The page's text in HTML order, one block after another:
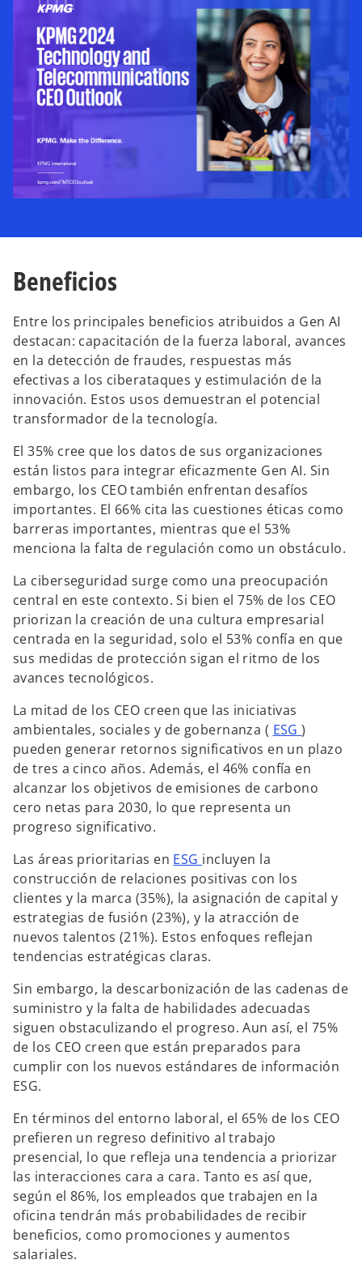
u
e
a
Beneficios
Entre los principales beneficios atribuidos a Gen AI
destacan: capacitación de la fuerza laboral, avances
en la detección de fraudes, respuestas más
efectivas a los ciberataques y estimulación de la
innovación. Estos usos demuestran el potencial
transformador de la tecnología.
El 35% cree que los datos de sus organizaciones
están listos para integrar eficazmente Gen AI. Sin
embargo, los CEO también enfrentan desafíos
importantes. El 66% cita las cuestiones éticas como
barreras importantes, mientras que el 53%
menciona la falta de regulación como un obstáculo.
La ciberseguridad surge como una preocupación
central en este contexto. Si bien el 75% de los CEO
priorizan la creación de una cultura empresarial
centrada en la seguridad, solo el 53% confía en que
sus medidas de protección sigan el ritmo de los
avances tecnológicos.
La mitad de los CEO creen que las iniciativas
ambientales, sociales y de gobernanza ( ESG)
pueden generar retornos significativos en un plazo
de tres a cinco años. Además, el 46% confía en
alcanzar los objetivos de emisiones de carbono
cero netas para 2030, lo que representa un
progreso significativo.
Las áreas prioritarias en ESG incluyen la
construcción de relaciones positivas con los
clientes y la marca (35%), la asignación de capital y
estrategias de fusión (23%), y la atracción de
nuevos talentos (21%). Estos enfoques reflejan
tendencias estratégicas claras.
Sin embargo, la descarbonización de las cadenas de
suministro y la falta de habilidades adecuadas
siguen obstaculizando el progreso. Aun así, el 75%
de los CEO creen que están preparados para
cumplir con los nuevos estándares de información
ESG.
En términos del entorno laboral, el 65% de los CEO
prefieren un regreso definitivo al trabajo
presencial, lo que refleja una tendencia a priorizar
las interacciones cara a cara. Tanto es así que,
según el 86%, los empleados que trabajen en la
oficina tendrán más probabilidades de recibir
beneficios, como promociones y aumentos
salariales.